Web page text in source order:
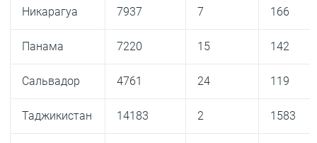
Никарагуа 7937 7 166
Панама 7220 15 142
Сальвадор 4761 24 119
Таджикистан 14183 2 1583